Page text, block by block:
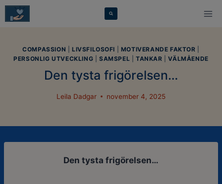
Skip
to
COMPASSION LIVSFILOSOFI MOTIVERANDE FAKTOR
PERSONLIG UTVECKLING
SAMSPEL TANKAR |VÄLMÅENDE
Den tysta frigörelsen…
Leila Dadgar november 4, 2025
Den tysta frigörelsen…
modal-check